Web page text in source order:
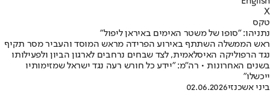
X
טקס
נתניהו: "סופו של משטר האימים באיראן ליפול"
ראש הממשלה השתתף באירוע הפרידה מראש המוסד והעביר מסר תקיף
נגד הרפוליקה האיסלאמית, לצד שבחים נרחבים לארגון הביון ולפעילותו
בשנים האחרונות • רה"מ: "יידע כל חורש רעה נגד ישראל שמזימותיו
ייכשלו"
ביני אשכנזי02.06.2026